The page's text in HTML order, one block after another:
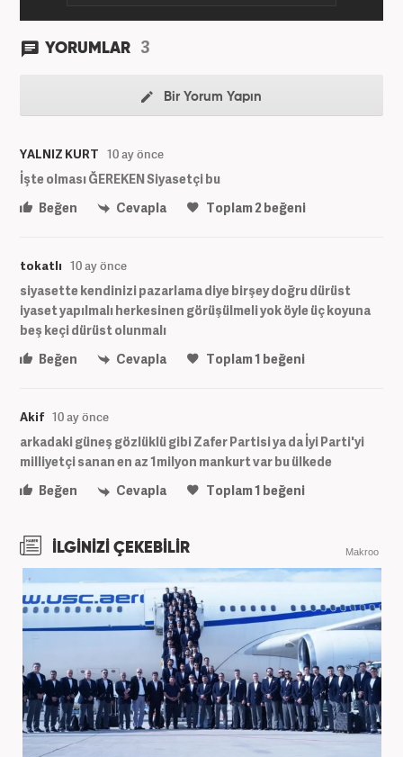
YORUMLAR 3
Bir Yorum Yapın
YALNIZ KURT 10 ay önce
İşte olması ĞEREKEN Siyasetçi bu
Beğen
Cevapla Toplam2 beğeni
tokatlı 10 ay önce
siyasette kendinizi pazarlama diye birşey doğru dürüst
iyaset yapılmalı herkesinen görüşülmeli yok öyle üç koyuna
beş keçi dürüst olunmalı
Beğen
Cevapla Toplam1 beğeni
Akif 10 ay önce
arkadaki güneş gözlüklü gibi Zafer Partisi ya da İyi Parti'yi
milliyetçi sanan en az 1milyon mankurt var bu ülkede
Beğen
Cevapla Toplam1 beğeni
İLGİNİZİ ÇEKEBİLİR Makroo